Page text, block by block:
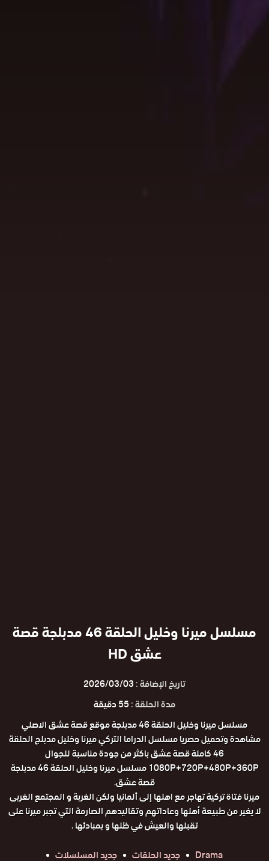
مسلسل ميرنا وخليل الحلقة 46 مدبلجة قصة
عشق HD
تاريخ الإضافة :2026/03/03
مدة الحلقة :55 دقيقة
مسلسل ميرنا وخليل الحلقة 46 مدبلجة موقع قصة عشق الاصلي
مشاهدة وتحميل حصريا مسلسل الدراما التركي ميرنا وخليل مدبلج الحلقة
46 كاملة قصة عشق باكثر من جودة مناسبة للجوال
1080P+720P+480P+360P مسلسل ميرنا وخليل الحلقة 46 مدبلجة
قصة عشق.
ميرنا فتاة تركية تهاجر مع اهلها إلى ألمانيا ولكن الغربة و المجتمع الغربى
لا يغير من طبيعة أهلها وعاداتهم وتقاليدهم الصارمة التي تجبر ميرنا على
تقبلها والعيش في ظلها و بمبادئها .
Drama
جديد الحلقات جديد المسلسلات